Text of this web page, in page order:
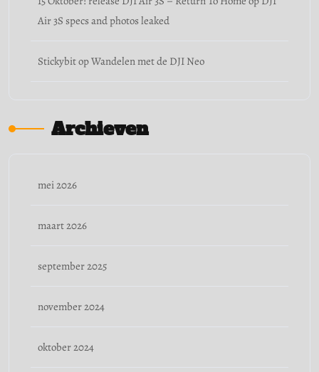
Air 3S specs and photos leaked
StickybitopWandelen met de DJI Neo
Archieven
mei 2026
maart 2026
september 2025
november 2024
oktober 2024